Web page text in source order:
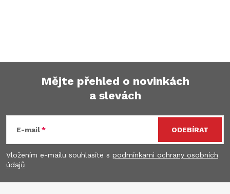
p
a
Mějte přehled o novinkách
a slevách
E-mail
Vložením e-mailu souhlasíte s podmínkami ochrany osobních
údajů
ODEBÍRAT